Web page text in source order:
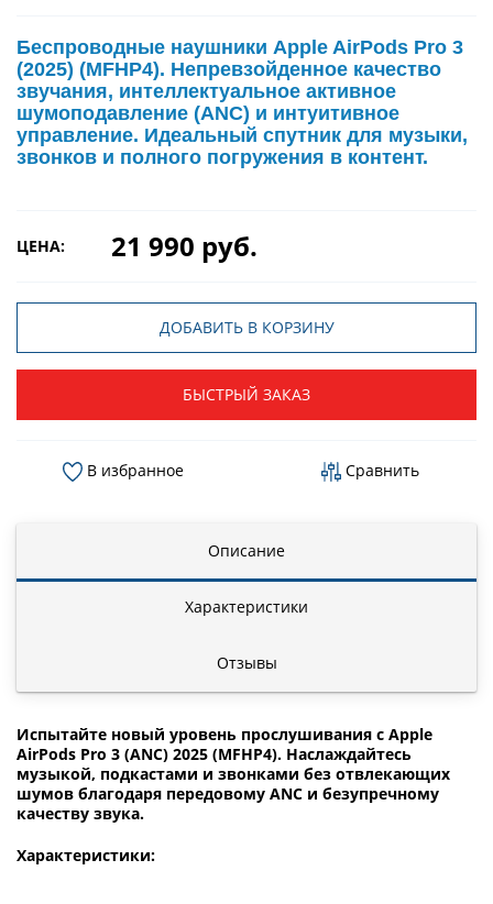
Беспроводные наушники Apple AirPods Pro 3
(2025) (MFHP4). Непревзойденное качество
звучания, интеллектуальное активное
шумоподавление (ANC) и интуитивное
управление. Идеальный спутник для музыки,
звонков и полного погружения в контент.
ЦЕНА: 21 990 руб.
ДОБАВИТЬ В КОРЗИНУ
БЫСТРЫЙ ЗАКАЗ
В избранное Сравнить
Описание
Характеристики
Отзывы
Испытайте новый уровень прослушивания с Apple
AirPods Pro 3 (ANC) 2025 (MFHP4). Наслаждайтесь
музыкой, подкастами и звонками без отвлекающих
шумов благодаря передовому ANC и безупречному
качеству звука.
Характеристики: